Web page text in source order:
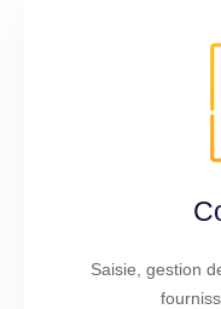
Saisie, gestion